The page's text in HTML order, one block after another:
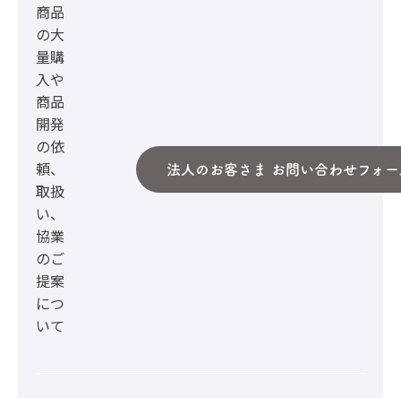
商品
の大
量購
入や
商品
開発
の依
頼、
取扱
い、
協業
のご
提案
につ
いて
法人のお客さま お問い合わせフォー